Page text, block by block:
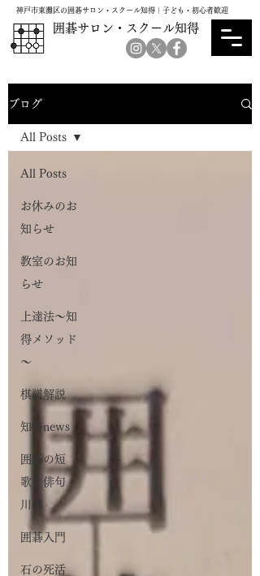
囲碁サロン・スクール知得
神戸市東灘区の囲碁サロン・スクール知得｜子ども・初心者歓迎
ブログ
All Posts
お休みのお
知らせ
教室のお知
らせ
上達法～知
得メソッド
～
棋譜解説
知得news
囲碁の短
歌・俳句・
川柳
囲碁入門
石の死活
All Posts